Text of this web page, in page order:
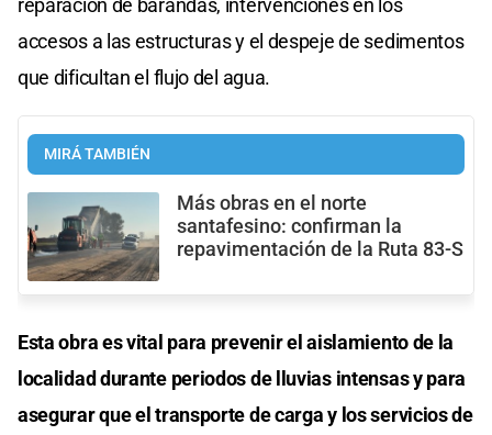
reparación de barandas, intervenciones en los
accesos a las estructuras y el despeje de sedimentos
que dificultan el flujo del agua.
MIRÁ TAMBIÉN
Más obras en el norte
santafesino: confirman la
repavimentación de la Ruta 83-S
Esta obra es vital para prevenir el aislamiento de la
localidad durante periodos de lluvias intensas y para
asegurar que el transporte de carga y los servicios de